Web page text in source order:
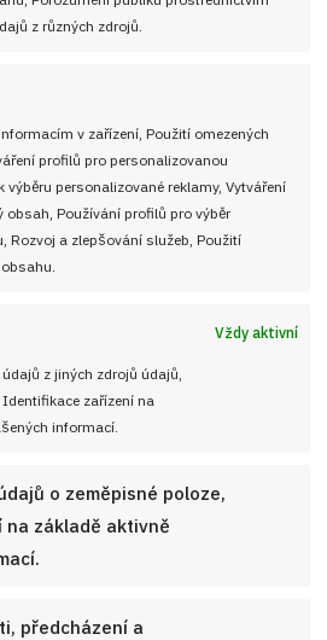
z různých zdrojů.
v zařízení, Použití omezených
profilů pro personalizovanou
personalizované reklamy, Vytváření
Používání profilů pro výběr
Rozvoj a zlepšování služeb, Použití
Vždy aktivní
z jiných zdrojů údajů,
zařízení na
informací.
o zeměpisné poloze,
základě aktivně
předcházení a
pečení
V remosce, s